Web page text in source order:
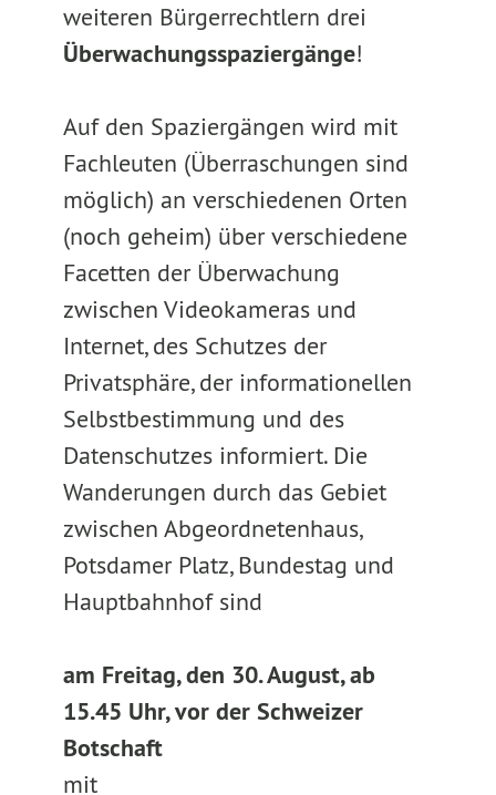
weiteren Bürgerrechtlern drei
Überwachungsspaziergänge!
Auf den Spaziergängen wird mit
Fachleuten (Überraschungen sind
möglich) an verschiedenen Orten
(noch geheim) über verschiedene
Facetten der Überwachung
zwischen Videokameras und
Internet, des Schutzes der
Privatsphäre, der informationellen
Selbstbestimmung und des
Datenschutzes informiert. Die
Wanderungen durch das Gebiet
zwischen Abgeordnetenhaus,
Potsdamer Platz, Bundestag und
Hauptbahnhof sind
am Freitag, den 30. August, ab
15.45 Uhr, vor der Schweizer
Botschaft
mit